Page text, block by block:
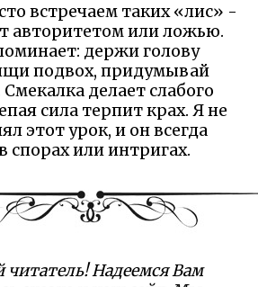
встречаем таких «лис» -
авторитетом или ложью.
держи голову
подвох, придумывай
делает слабого
сила терпит крах. Я не
этот урок, и он всегда
спорах или интригах.
Надеемся Вам